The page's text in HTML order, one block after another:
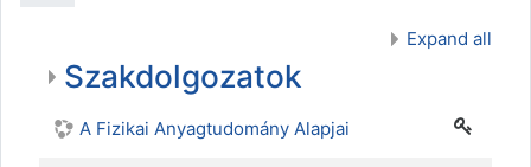
Expand all
Szakdolgozatok
A Fizikai Anyagtudomány Alapjai